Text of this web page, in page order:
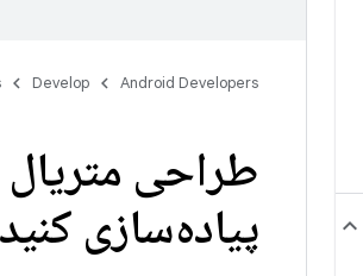
Android Developers
Develop
طراحی متریال
پیاده‌سازی کنید